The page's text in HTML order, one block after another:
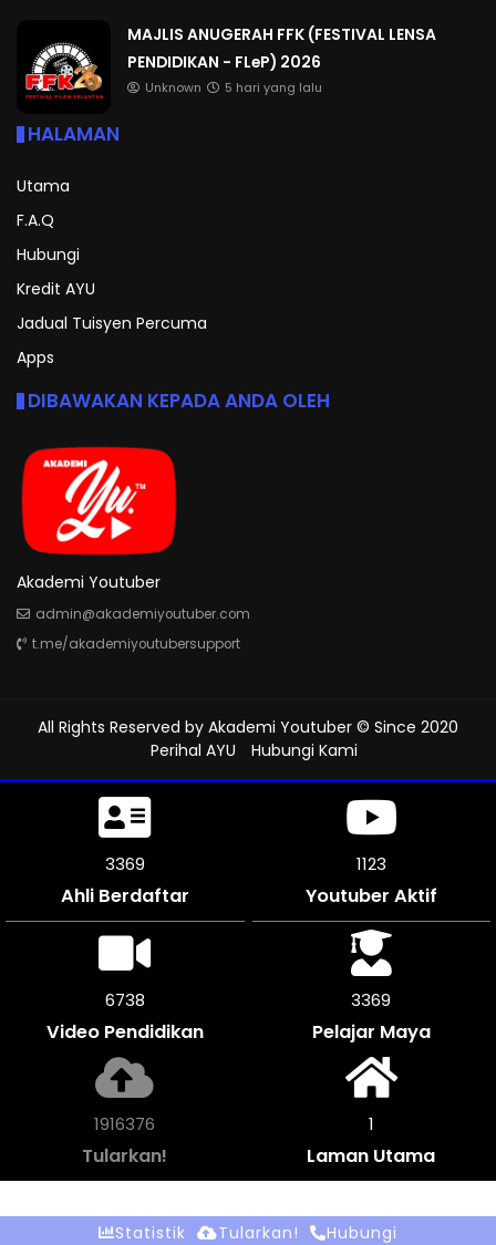
MAJLIS ANUGERAH FFK (FESTIVAL LENSA
PENDIDIKAN - FLeP) 2026
Unknown 5 hari yang lalu
HALAMAN
Utama
F.A.Q
Hubungi
Kredit AYU
Jadual Tuisyen Percuma
Apps
DIBAWAKAN KEPADA ANDA OLEH
Akademi Youtuber
admin@akademiyoutuber.com
t.me/akademiyoutubersupport
All Rights Reserved by Akademi Youtuber © Since 2020
Perihal AYU
Hubungi Kami
3855
Ahli Berdaftar
1285
Youtuber Aktif
7704
Video Pendidikan
3852
Pelajar Maya
2193072
Tularkan!
1
Laman Utama
Statistik Tularkan! Hubungi